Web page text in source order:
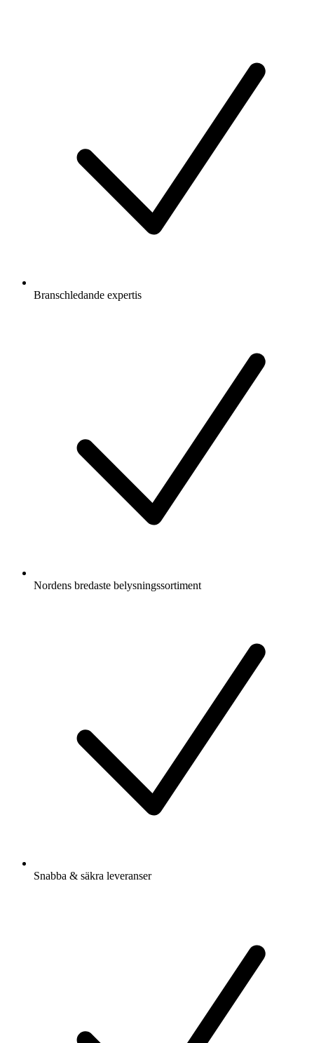
Branschledande expertis
Nordens bredaste belysningssortiment
Snabba & säkra leveranser